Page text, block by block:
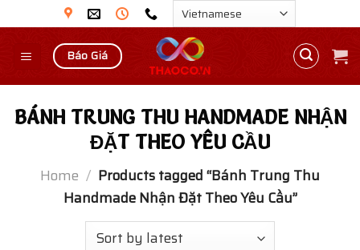
to
content
Báo Giá
BÁNH TRUNG THU HANDMADE NHẬN
ĐẶT THEO YÊU CẦU
Home / Products tagged “Bánh Trung Thu
Handmade Nhận Đặt Theo Yêu Cầu”